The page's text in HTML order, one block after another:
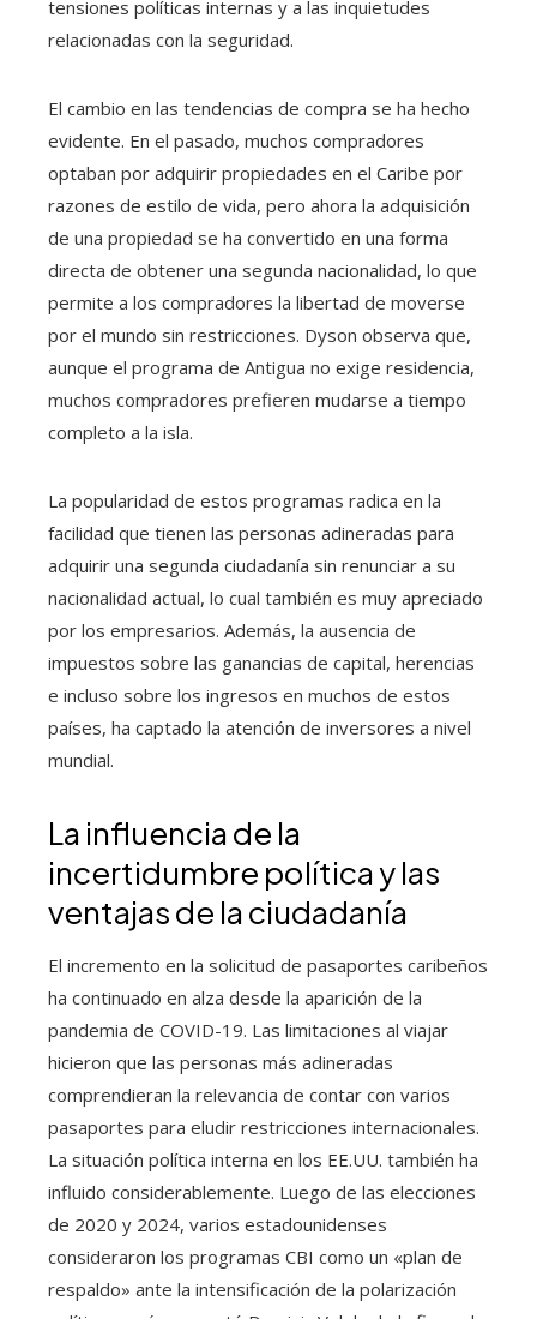
tensiones políticas internas y a las inquietudes
relacionadas con la seguridad.
El cambio en las tendencias de compra se ha hecho
evidente. En el pasado, muchos compradores
optaban por adquirir propiedades en el Caribe por
razones de estilo de vida, pero ahora la adquisición
de una propiedad se ha convertido en una forma
directa de obtener una segunda nacionalidad, lo que
permite a los compradores la libertad de moverse
por el mundo sin restricciones. Dyson observa que,
aunque el programa de Antigua no exige residencia,
muchos compradores prefieren mudarse a tiempo
completo a la isla.
La popularidad de estos programas radica en la
facilidad que tienen las personas adineradas para
adquirir una segunda ciudadanía sin renunciar a su
nacionalidad actual, lo cual también es muy apreciado
por los empresarios. Además, la ausencia de
impuestos sobre las ganancias de capital, herencias
e incluso sobre los ingresos en muchos de estos
países, ha captado la atención de inversores a nivel
mundial.
La influencia de la
incertidumbre política y las
ventajas de la ciudadanía
El incremento en la solicitud de pasaportes caribeños
ha continuado en alza desde la aparición de la
pandemia de COVID-19. Las limitaciones al viajar
hicieron que las personas más adineradas
comprendieran la relevancia de contar con varios
pasaportes para eludir restricciones internacionales.
La situación política interna en los EE.UU. también ha
influido considerablemente. Luego de las elecciones
de 2020 y 2024, varios estadounidenses
consideraron los programas CBI como un «plan de
respaldo» ante la intensificación de la polarización